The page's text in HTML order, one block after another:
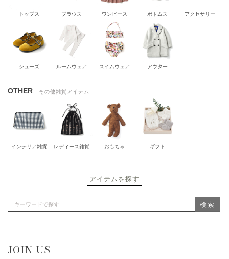
トップス ブラウス ワンピース ボトムス アクセサリー
シューズ ルームウェア スイムウェア アウター
OTHER その他雑貨アイテム
インテリア雑貨 レディース雑貨 おもちゃ ギフト
アイテムを探す
検索
JOIN US